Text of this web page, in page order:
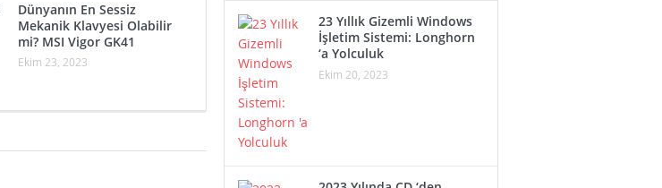
Dünyanın En Sessiz
Mekanik Klavyesi Olabilir
mi? MSI Vigor GK41
Ekim 23, 2023
23 Yıllık Gizemli Windows
İşletim Sistemi: Longhorn
‘a Yolculuk
Ekim 20, 2023